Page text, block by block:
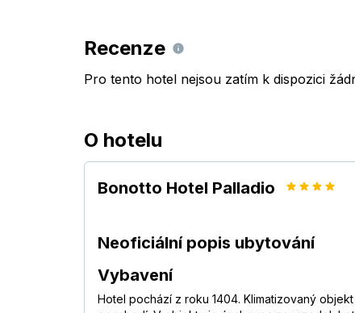
Recenze
Pro tento hotel nejsou zatím k dispozici
O hotelu
Bonotto Hotel Palladio
Neoficiální popis ubytování
Vybavení
Hotel pochází z roku 1404. Klimatizovaný